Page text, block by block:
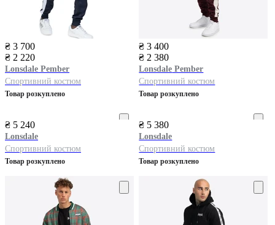
₴ 3 700
₴ 2 220
Lonsdale Pember
Спортивний костюм
Товар розкуплено
₴ 3 400
₴ 2 380
Lonsdale Pember
Спортивний костюм
Товар розкуплено
₴ 5 240
Lonsdale
Спортивний костюм
Товар розкуплено
₴ 5 380
Lonsdale
Спортивний костюм
Товар розкуплено